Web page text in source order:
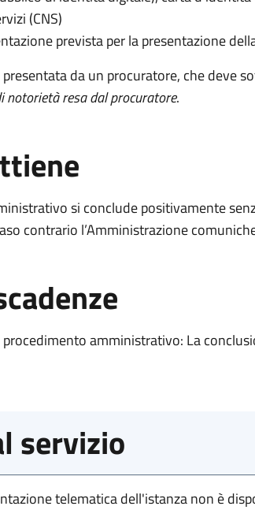
(CNS)
prevista per la presentazione
presentata da un procuratore, che deve
resa dal procuratore.
si conclude positivamente
contrario l’Amministrazione
amministrativo: La
servizio
telematica dell'istanza non è